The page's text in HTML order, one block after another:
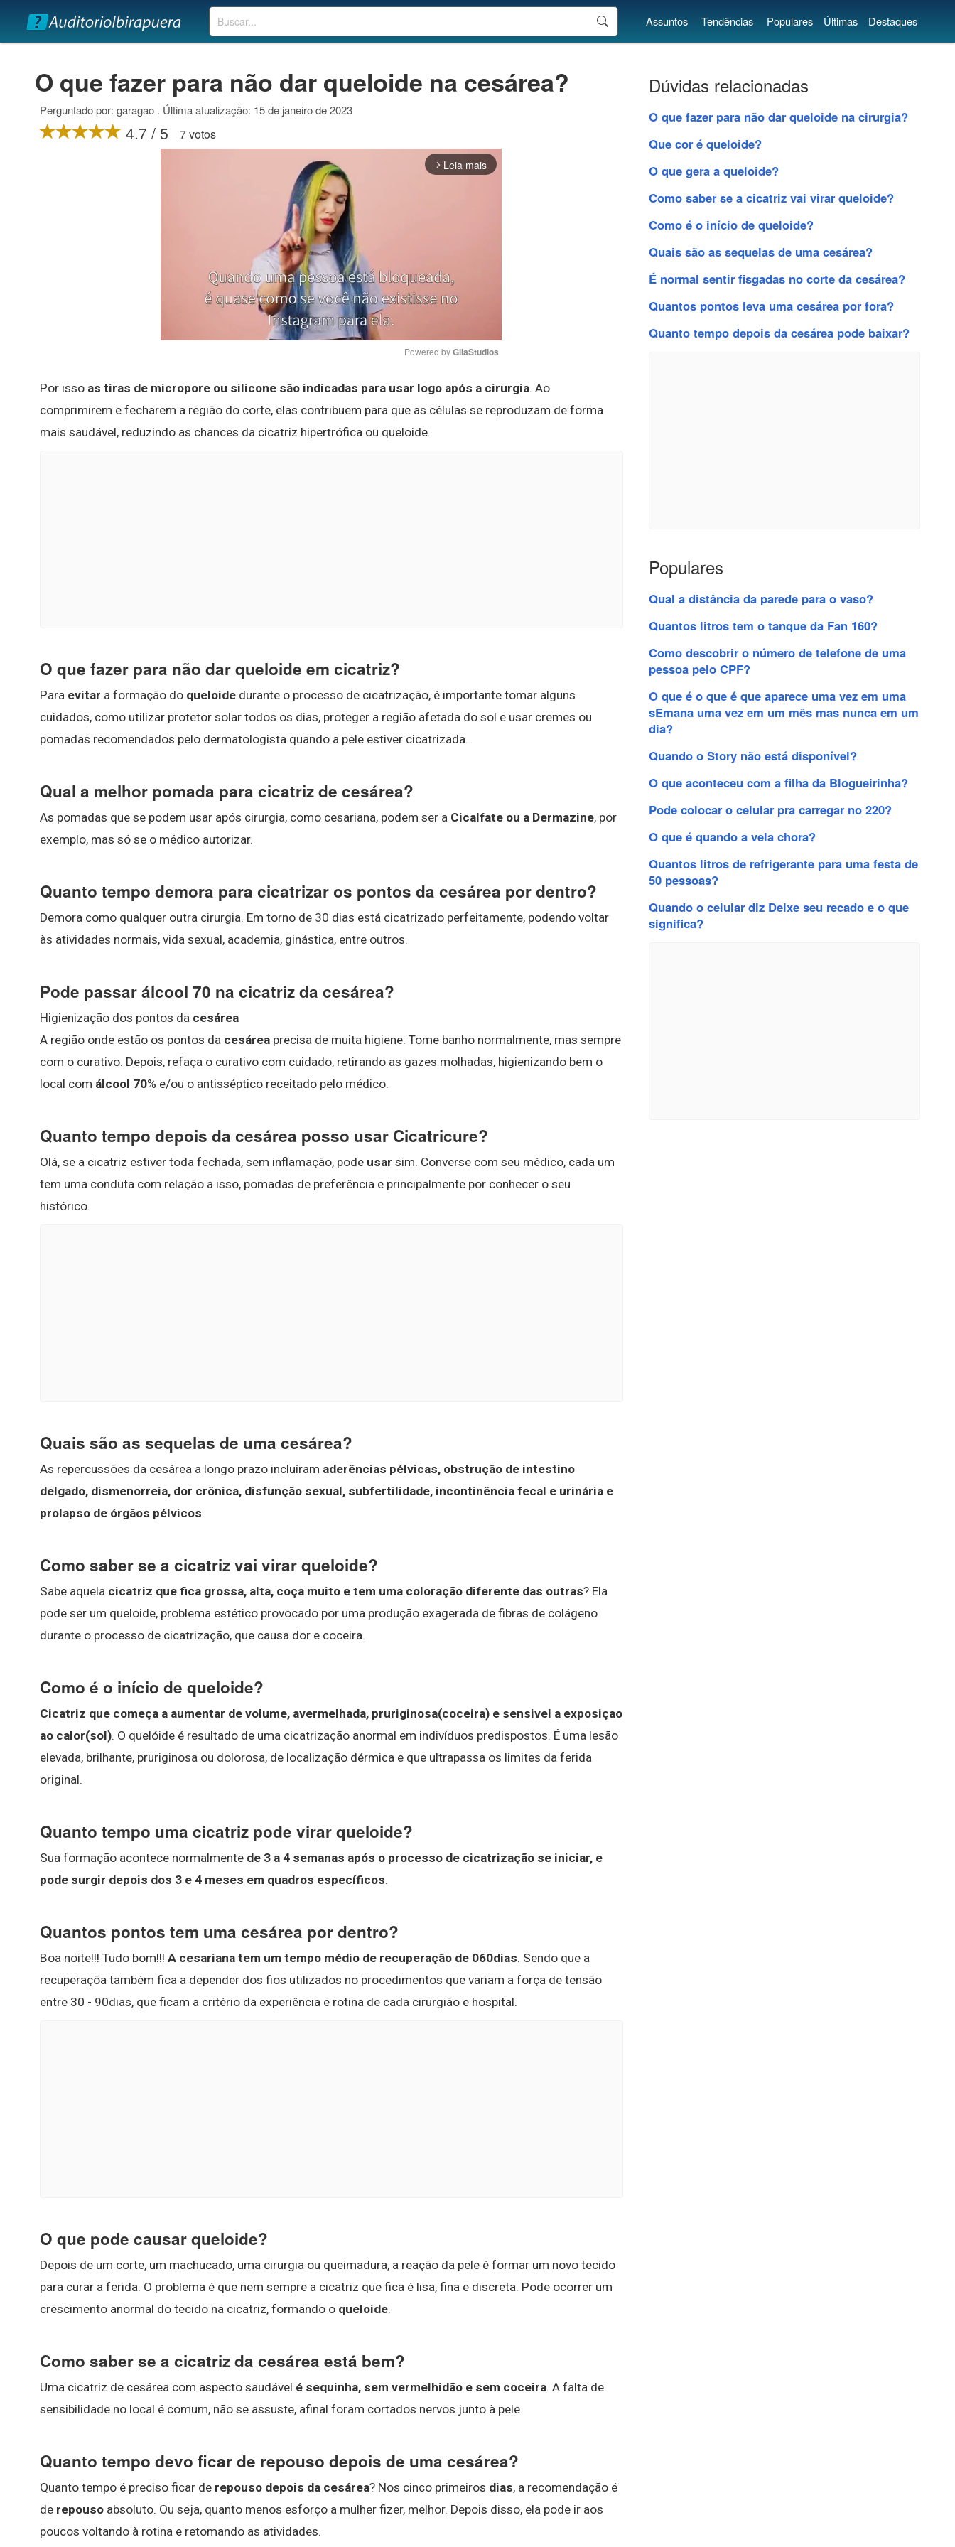
Buscar Assuntos Tendências Populares Últimas Destaques
O que fazer para não dar queloide na cesárea?
Perguntado por: garagao . Última atualização: 15 de janeiro de 2023
4.7 / 5 7 votos
arrow_forward_ios Leia mais
Mute
Powered by GliaStudios
Por isso as tiras de micropore ou silicone são indicadas para usar logo após a cirurgia. Ao
comprimirem e fecharem a região do corte, elas contribuem para que as células se reproduzam de forma
mais saudável, reduzindo as chances da cicatriz hipertrófica ou queloide.
O que fazer para não dar queloide em cicatriz?
Para evitar a formação do queloide durante o processo de cicatrização, é importante tomar alguns
cuidados, como utilizar protetor solar todos os dias, proteger a região afetada do sol e usar cremes ou
pomadas recomendados pelo dermatologista quando a pele estiver cicatrizada.
Qual a melhor pomada para cicatriz de cesárea?
As pomadas que se podem usar após cirurgia, como cesariana, podem ser a Cicalfate ou a Dermazine, por
exemplo, mas só se o médico autorizar.
Quanto tempo demora para cicatrizar os pontos da cesárea por dentro?
Demora como qualquer outra cirurgia. Em torno de 30 dias está cicatrizado perfeitamente, podendo voltar
às atividades normais, vida sexual, academia, ginástica, entre outros.
Pode passar álcool 70 na cicatriz da cesárea?
Higienização dos pontos da cesárea
A região onde estão os pontos da cesárea precisa de muita higiene. Tome banho normalmente, mas sempre
com o curativo. Depois, refaça o curativo com cuidado, retirando as gazes molhadas, higienizando bem o
local com álcool 70% e/ou o antisséptico receitado pelo médico.
Quanto tempo depois da cesárea posso usar Cicatricure?
Olá, se a cicatriz estiver toda fechada, sem inflamação, pode usar sim. Converse com seu médico, cada um
tem uma conduta com relação a isso, pomadas de preferência e principalmente por conhecer o seu
histórico.
Quais são as sequelas de uma cesárea?
As repercussões da cesárea a longo prazo incluíram aderências pélvicas, obstrução de intestino
delgado, dismenorreia, dor crônica, disfunção sexual, subfertilidade, incontinência fecal e urinária e
prolapso de órgãos pélvicos.
Como saber se a cicatriz vai virar queloide?
Sabe aquela cicatriz que fica grossa, alta, coça muito e tem uma coloração diferente das outras? Ela
pode ser um queloide, problema estético provocado por uma produção exagerada de fibras de colágeno
durante o processo de cicatrização, que causa dor e coceira.
Como é o início de queloide?
Cicatriz que começa a aumentar de volume, avermelhada, pruriginosa(coceira) e sensivel a exposiçao
ao calor(sol). O quelóide é resultado de uma cicatrização anormal em indivíduos predispostos. É uma lesão
elevada, brilhante, pruriginosa ou dolorosa, de localização dérmica e que ultrapassa os limites da ferida
original.
Quanto tempo uma cicatriz pode virar queloide?
Sua formação acontece normalmente de 3 a 4 semanas após o processo de cicatrização se iniciar, e
pode surgir depois dos 3 e 4 meses em quadros específicos.
Quantos pontos tem uma cesárea por dentro?
Boa noite!!! Tudo bom!!! A cesariana tem um tempo médio de recuperação de 060dias. Sendo que a
recuperaçõa também fica a depender dos fios utilizados no procedimentos que variam a força de tensão
entre 30 - 90dias, que ficam a critério da experiência e rotina de cada cirurgião e hospital.
O que pode causar queloide?
Depois de um corte, um machucado, uma cirurgia ou queimadura, a reação da pele é formar um novo tecido
para curar a ferida. O problema é que nem sempre a cicatriz que fica é lisa, fina e discreta. Pode ocorrer um
crescimento anormal do tecido na cicatriz, formando o queloide.
Como saber se a cicatriz da cesárea está bem?
Uma cicatriz de cesárea com aspecto saudável é sequinha, sem vermelhidão e sem coceira. A falta de
sensibilidade no local é comum, não se assuste, afinal foram cortados nervos junto à pele.
Quanto tempo devo ficar de repouso depois de uma cesárea?
Quanto tempo é preciso ficar de repouso depois da cesárea? Nos cinco primeiros dias, a recomendação é
de repouso absoluto. Ou seja, quanto menos esforço a mulher fizer, melhor. Depois disso, ela pode ir aos
poucos voltando à rotina e retomando as atividades.
Dúvidas relacionadas
O que fazer para não dar queloide na cirurgia?
Que cor é queloide?
O que gera a queloide?
Como saber se a cicatriz vai virar queloide?
Como é o início de queloide?
Quais são as sequelas de uma cesárea?
É normal sentir fisgadas no corte da cesárea?
Quantos pontos leva uma cesárea por fora?
Quanto tempo depois da cesárea pode baixar?
Populares
Qual a distância da parede para o vaso?
Quantos litros tem o tanque da Fan 160?
Como descobrir o número de telefone de uma
pessoa pelo CPF?
O que é o que é que aparece uma vez em uma
sEmana uma vez em um mês mas nunca em um
dia?
Quando o Story não está disponível?
O que aconteceu com a filha da Blogueirinha?
Pode colocar o celular pra carregar no 220?
O que é quando a vela chora?
Quantos litros de refrigerante para uma festa de
50 pessoas?
Quando o celular diz Deixe seu recado e o que
significa?